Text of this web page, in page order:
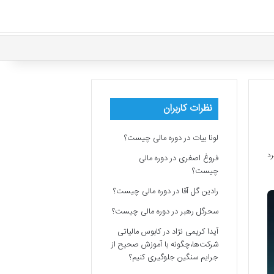
نظرات کاربران
لونا بیات دردوره مالی چیست؟
فروغ اصغری دردوره مالی
چیست؟
رادین گل آقا دردوره مالی چیست؟
سحرگل رهبردردوره مالی چیست؟
آیدا کریمی نژاد درکابوس مالیاتی
شرکت‌ها،چگونه با آموزش صحیح از
جرایم سنگین جلوگیری کنیم؟